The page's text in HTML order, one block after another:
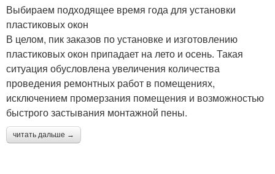
Выбираем подходящее время года для установки
пластиковых окон
В целом, пик заказов по установке и изготовлению
пластиковых окон припадает на лето и осень. Такая
ситуация обусловлена увеличения количества
проведения ремонтных работ в помещениях,
исключением промерзания помещения и возможностью
быстрого застывания монтажной пены.
читать дальше →